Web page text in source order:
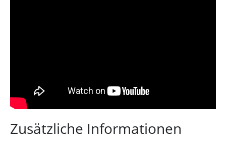
Zusätzliche Informationen